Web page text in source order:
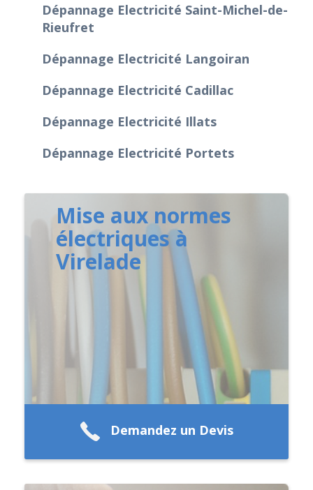
Dépannage Electricité Saint-Michel-de-
Rieufret
Dépannage Electricité Langoiran
Dépannage Electricité Cadillac
Dépannage Electricité Illats
Dépannage Electricité Portets
Mise aux normes
électriques à
Virelade
Demandez un Devis